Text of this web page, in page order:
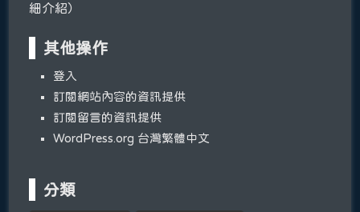
細介紹）
其他操作
登入
訂閱網站內容的資訊提供
訂閱留言的資訊提供
WordPress.org 台灣繁體中文
分類